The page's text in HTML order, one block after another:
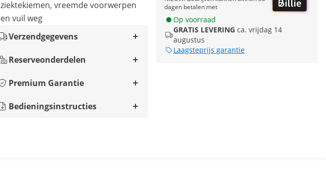
dagen betalen met
Op voorraad
GRATIS LEVERING ca. vrijdag 14
augustus
Laagsteprijs garantie
ziektekiemen, vreemde voorwerpen
en vuil weg
Verzendgegevens
Reserveonderdelen
Premium Garantie
Bedieningsinstructies